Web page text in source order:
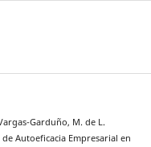
Garduño, M. de L.
Autoeficacia Empresarial en